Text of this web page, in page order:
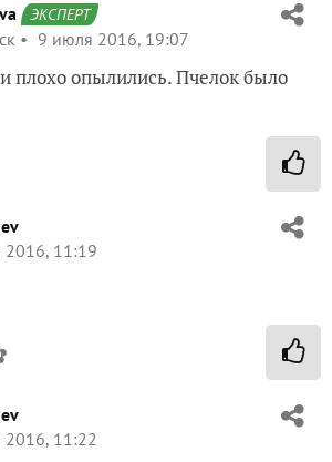
ЭКСПЕРТ
9 июля 2016, 19:07
плохо опылились. Пчелок было
11:19
11:22